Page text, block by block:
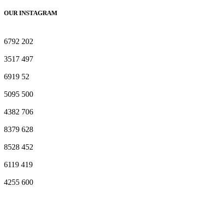
OUR INSTAGRAM
6792 202
3517 497
6919 52
5095 500
4382 706
8379 628
8528 452
6119 419
4255 600